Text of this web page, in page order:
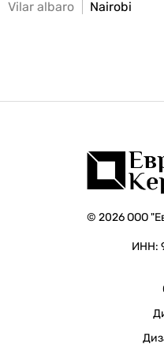
Vilar albaro Nairobi
© 2026 ООО
ИНН: